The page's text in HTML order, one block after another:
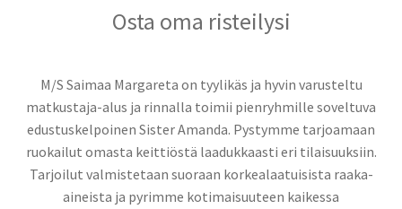
Expand
child
menu
Osta oma risteilysi
M/S Saimaa Margareta on tyylikäs ja hyvin varusteltu
matkustaja-alus ja rinnalla toimii pienryhmille soveltuva
edustuskelpoinen Sister Amanda. Pystymme tarjoamaan
ruokailut omasta keittiöstä laadukkaasti eri tilaisuuksiin.
Tarjoilut valmistetaan suoraan korkealaatuisista raaka-
aineista ja pyrimme kotimaisuuteen kaikessa